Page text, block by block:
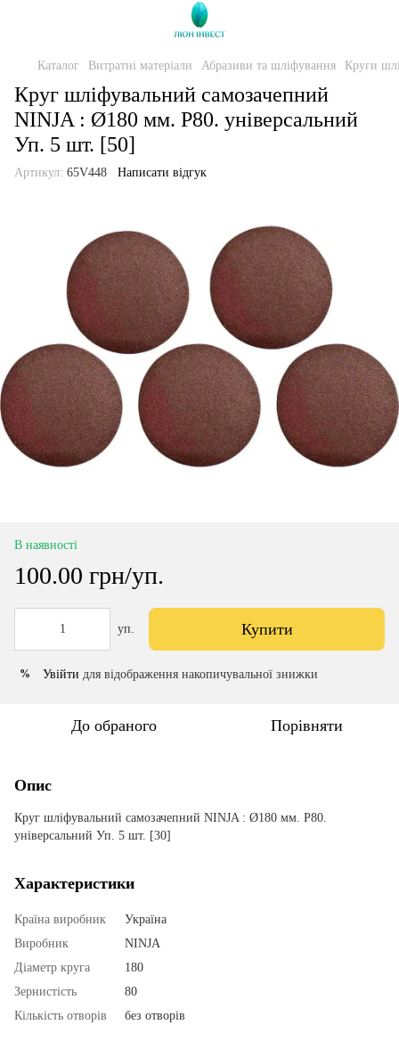
Каталог Витратні матеріали Абразиви та шліфування Круги
Круг шліфувальний самозачепний
NINJA : Ø180 мм. Р80. універсальний
Уп. 5 шт. [50]
Артикул: 65V448 Написати відгук
В наявності
100.00 грн/уп.
уп. Купити
% Увійти для відображення накопичувальної знижки
До обраного Порівняти
Опис
Круг шліфувальний самозачепний NINJA : Ø180 мм. Р80.
універсальний Уп. 5 шт. [30]
Характеристики
Країна виробник
Україна
Виробник
NINJA
Діаметр круга
180
Зернистість
80
Кількість отворів
без отворів